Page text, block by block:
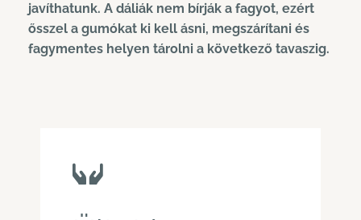
javíthatunk. A dáliák nem bírják a fagyot, ezért
ősszel a gumókat ki kell ásni, megszárítani és
fagymentes helyen tárolni a következő tavaszig.